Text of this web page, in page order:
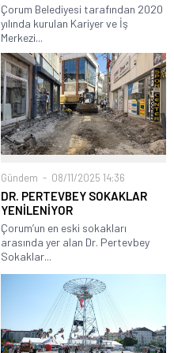
Çorum Belediyesi tarafından 2020
yılında kurulan Kariyer ve İş
Merkezi...
Gündem 08/11/2025 14:36
DR. PERTEVBEY SOKAKLAR
YENİLENİYOR
Çorum’un en eski sokakları
arasında yer alan Dr. Pertevbey
Sokaklar...